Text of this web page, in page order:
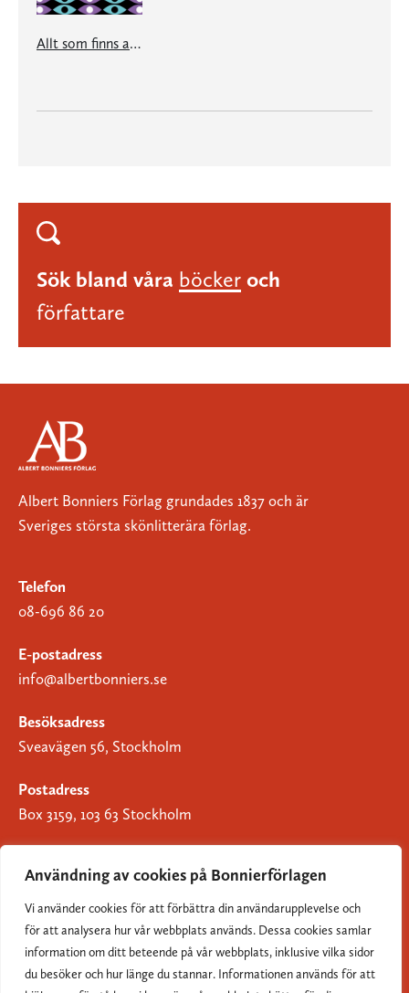
Användning av cookies på Bonnierförlagen
Vi använder cookies för att förbättra din användarupplevelse och
för att analysera hur vår webbplats används. Dessa cookies samlar
information om ditt beteende på vår webbplats, inklusive vilka sidor
du besöker och hur länge du stannar. Informationen används för att
Allt som finns att få
Sök bland våra böcker och
författare
Albert Bonniers Förlag grundades 1837 och är
Sveriges största skönlitterära förlag.
Telefon
08-696 86 20
E-postadress
info@albertbonniers.se
Besöksadress
Sveavägen 56, Stockholm
Postadress
Box 3159, 103 63 Stockholm
Om Bonnierförlagen
Cookies
Integritetspolicy